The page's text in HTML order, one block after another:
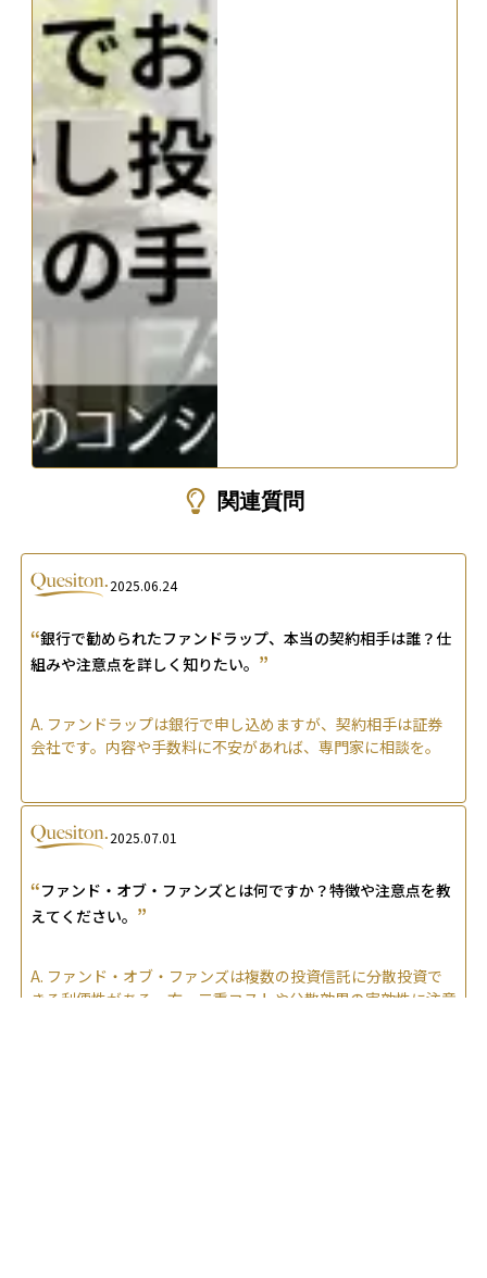
関連質問
2025.06.24
“銀行で勧められたファンドラップ、本当の契約相手は誰？仕
組みや注意点を詳しく知りたい。 ”
A. ファンドラップは銀行で申し込めますが、契約相手は証券
会社です。内容や手数料に不安があれば、専門家に相談を。
2025.07.01
“ファンド・オブ・ファンズとは何ですか？特徴や注意点を教
えてください。 ”
A. ファンド・オブ・ファンズは複数の投資信託に分散投資で
きる利便性がある一方、二重コストや分散効果の実効性に注意